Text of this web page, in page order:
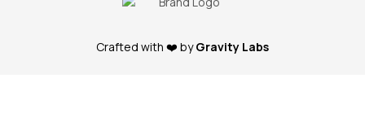
Crafted with ❤️ byGravity Labs